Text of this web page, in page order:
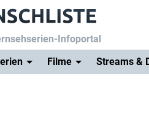
Infoportal
Filme Streams &